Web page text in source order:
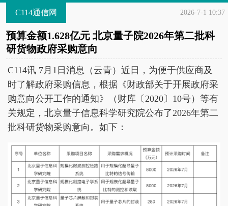
C114通信网 2026-7-1 10:37
预算金额1.628亿元 北京量子院2026年第二批科
研货物政府采购意向
C114讯 7月1日消息（云青）近日，为便于供应商及
时了解政府采购信息，根据《财政部关于开展政府采
购意向公开工作的通知》（财库〔2020〕10号）等有
关规定，北京量子信息科学研究院公布了2026年第二
批科研货物采购意向。如下：